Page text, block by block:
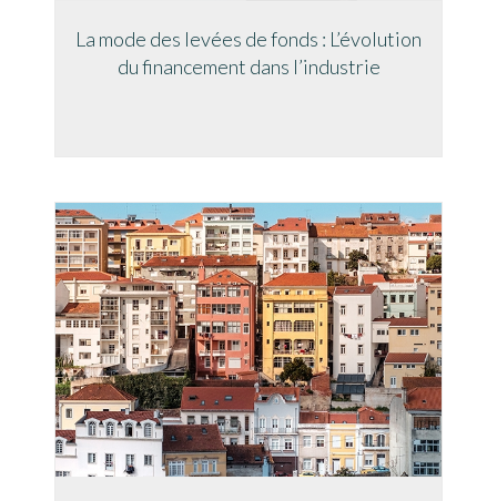
La mode des levées de fonds : L’évolution
du financement dans l’industrie